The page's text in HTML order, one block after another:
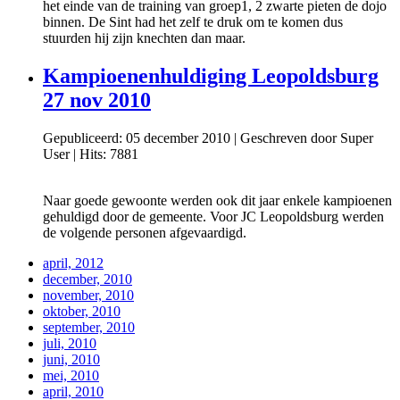
het einde van de training van groep1, 2 zwarte pieten de dojo
binnen. De Sint had het zelf te druk om te komen dus
stuurden hij zijn knechten dan maar.
Kampioenenhuldiging Leopoldsburg
27 nov 2010
Gepubliceerd: 05 december 2010 | Geschreven door Super
User| Hits: 7881
Naar goede gewoonte werden ook dit jaar enkele kampioenen
gehuldigd door de gemeente. Voor JC Leopoldsburg werden
de volgende personen afgevaardigd.
april, 2012
december, 2010
november, 2010
oktober, 2010
september, 2010
juli, 2010
juni, 2010
mei, 2010
april, 2010